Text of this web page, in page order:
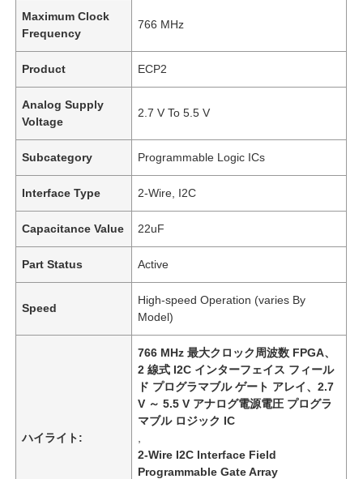
Maximum Clock
Frequency
766 MHz
Product ECP2
Analog Supply
Voltage
2.7 V To 5.5 V
Subcategory Programmable Logic ICs
Interface Type 2-Wire, I2C
Capacitance Value 22uF
Part Status Active
Speed
High-speed Operation (varies By
Model)
ハイライト:
766 MHz 最大クロック周波数 FPGA、
2 線式 I2C インターフェイス フィール
ド プログラマブル ゲート アレイ、2.7
V ～ 5.5 V アナログ電源電圧 プログラ
マブル ロジック IC
2-Wire I2C Interface Field
Programmable Gate Array